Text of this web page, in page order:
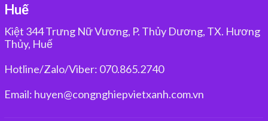
Huế
Kiệt 344 Trưng Nữ Vương, P. Thủy Dương, TX. Hương
Thủy, Huế
Hotline/Zalo/Viber: 070.865.2740
Email: huyen@congnghiepvietxanh.com.vn